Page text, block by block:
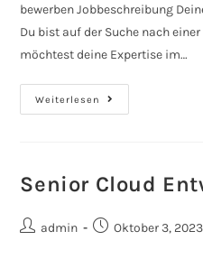
bewerben Jobbeschreibung
Du bist auf der Suche nach
möchtest deine Expertise im…
Weiterlesen
Senior Cloud
admin Oktober 3, 2023